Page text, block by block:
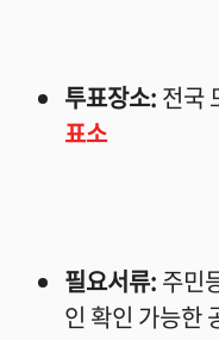
투표장소: 전국
표소
필요서류: 주민
인 확인 가능한